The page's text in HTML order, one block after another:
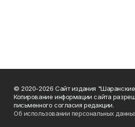
© 2020-2026 Сайт издания "Шаранские
Копирование информации сайта
письменного согласия редакции.
Об использовании персональных